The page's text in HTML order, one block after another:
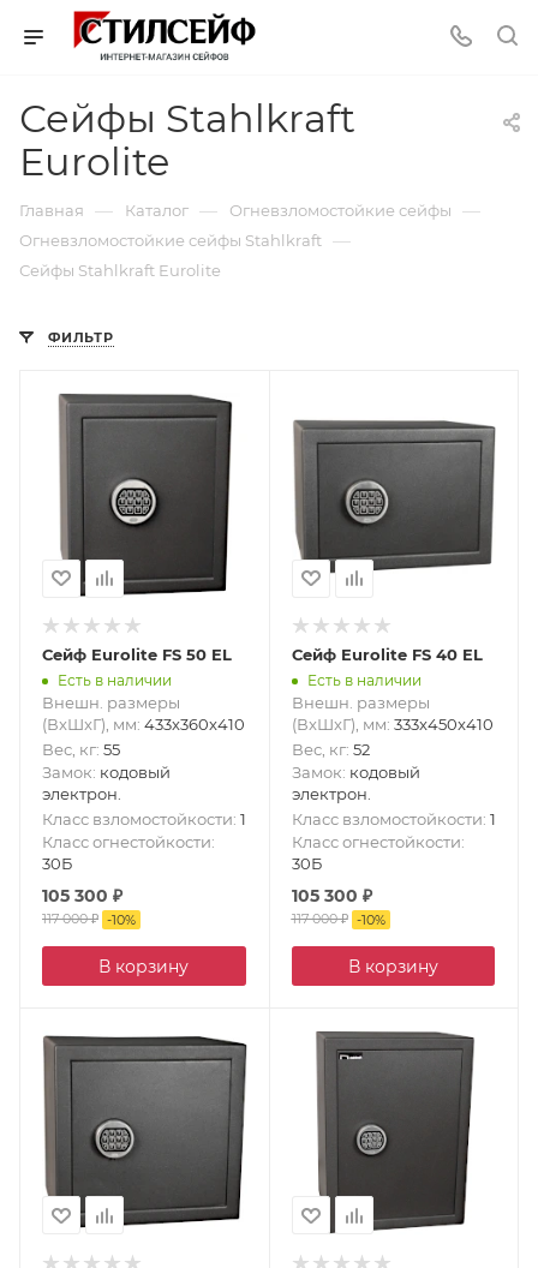
Сейфы Stahlkraft
Eurolite
Главная — Каталог — Огневзломостойкие сейфы —
Огневзломостойкие сейфы Stahlkraft —
Сейфы Stahlkraft Eurolite
ФИЛЬТР
Сейф Eurolite FS 50 EL
Есть в наличии
Внешн. размеры
(ВxШxГ), мм: 433x360x410
Вес, кг: 55
Замок: кодовый
электрон.
Класс взломостойкости: 1
Класс огнестойкости:
30Б
105 300 ₽
117 000₽ -10%
В корзину
Сейф Eurolite FS 40 EL
Есть в наличии
Внешн. размеры
(ВxШxГ), мм: 333x450x410
Вес, кг: 52
Замок: кодовый
электрон.
Класс взломостойкости: 1
Класс огнестойкости:
30Б
105 300 ₽
117 000₽ -10%
В корзину